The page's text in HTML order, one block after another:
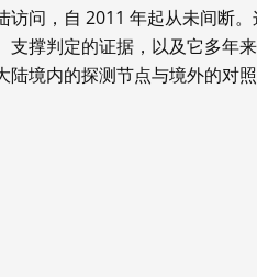
访问，自 2011 年起从未间断
支撑判定的证据，以及它多年
境内的探测节点与境外的对